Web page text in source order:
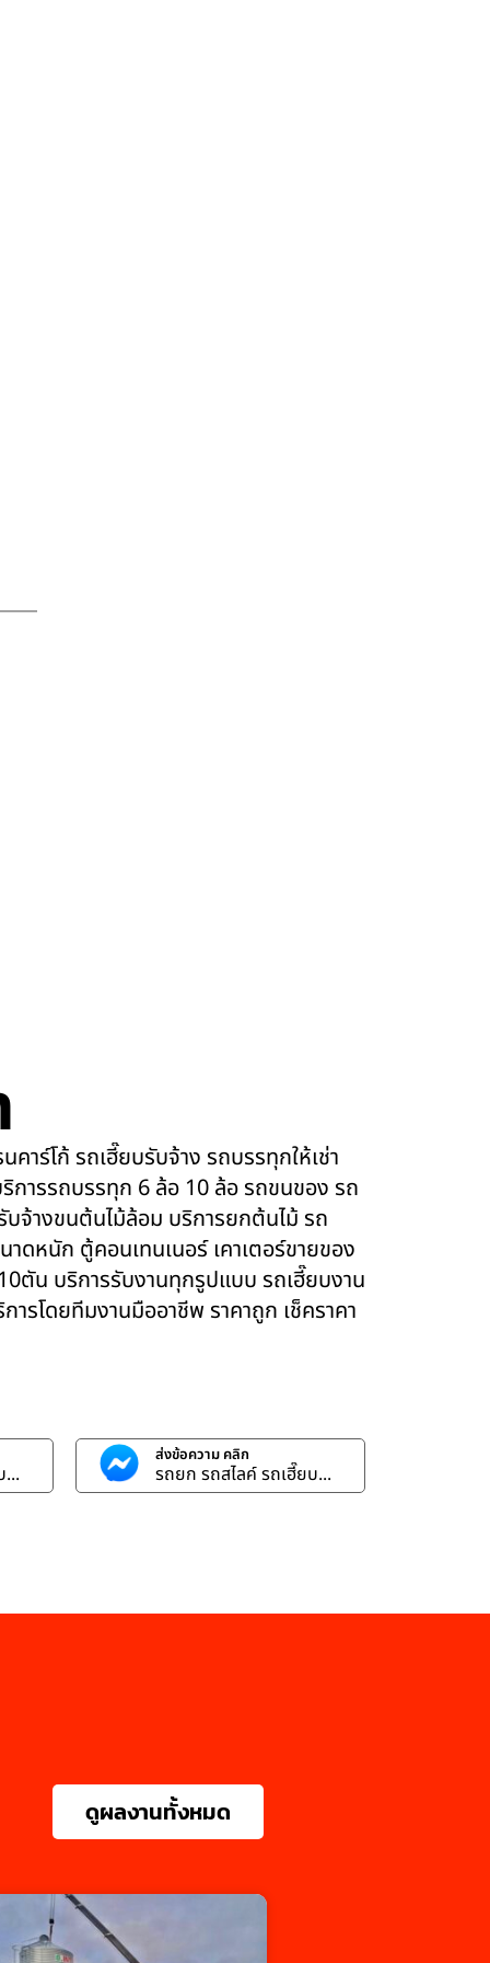
คาร์โก้ รถเฮี๊ยบรับจ้าง รถบรรทุกให้เช่า
การรถบรรทุก 6 ล้อ 10 ล้อ รถขนของ รถ
จ้างขนต้นไม้ล้อม บริการยกต้นไม้ รถ
หนัก ตู้คอนเทนเนอร์ เคาเตอร์ขายของ
ตัน บริการรับงานทุกรูปแบบ รถเฮี๊ยบงาน
ารโดยทีมงานมืออาชีพ ราคาถูก เช็คราคา
ส่งข้อความ คลิก
รถยก รถสไลค์ รถเฮี๊ยบ...
ดูผลงานทั้งหมด